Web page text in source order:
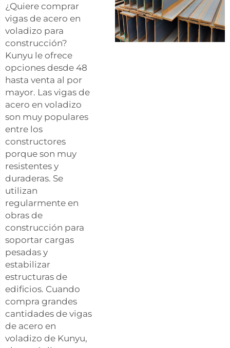
¿Quiere comprar
vigas de acero en
voladizo para
construcción?
Kunyu le ofrece
opciones desde 48
hasta venta al por
mayor. Las vigas de
acero en voladizo
son muy populares
entre los
constructores
porque son muy
resistentes y
duraderas. Se
utilizan
regularmente en
obras de
construcción para
soportar cargas
pesadas y
estabilizar
estructuras de
edificios. Cuando
compra grandes
cantidades de vigas
de acero en
voladizo de Kunyu,